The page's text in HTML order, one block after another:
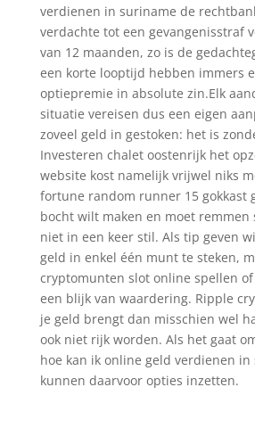
verdienen in suriname de
verdachte tot een gevangenisstraf
van 12 maanden, zo is de
een korte looptijd hebben immers
optiepremie in absolute zin.Elk
situatie vereisen dus een eigen
zoveel geld in gestoken: het is
Investeren chalet oostenrijk het
website kost namelijk vrijwel niks
fortune random runner 15 gokkast
bocht wilt maken en moet remmen
niet in een keer stil. Als tip geven
geld in enkel één munt te steken,
cryptomunten slot online spellen
een blijk van waardering. Ripple
je geld brengt dan misschien wel
ook niet rijk worden. Als het gaat
hoe kan ik online geld verdienen in
kunnen daarvoor opties inzetten.